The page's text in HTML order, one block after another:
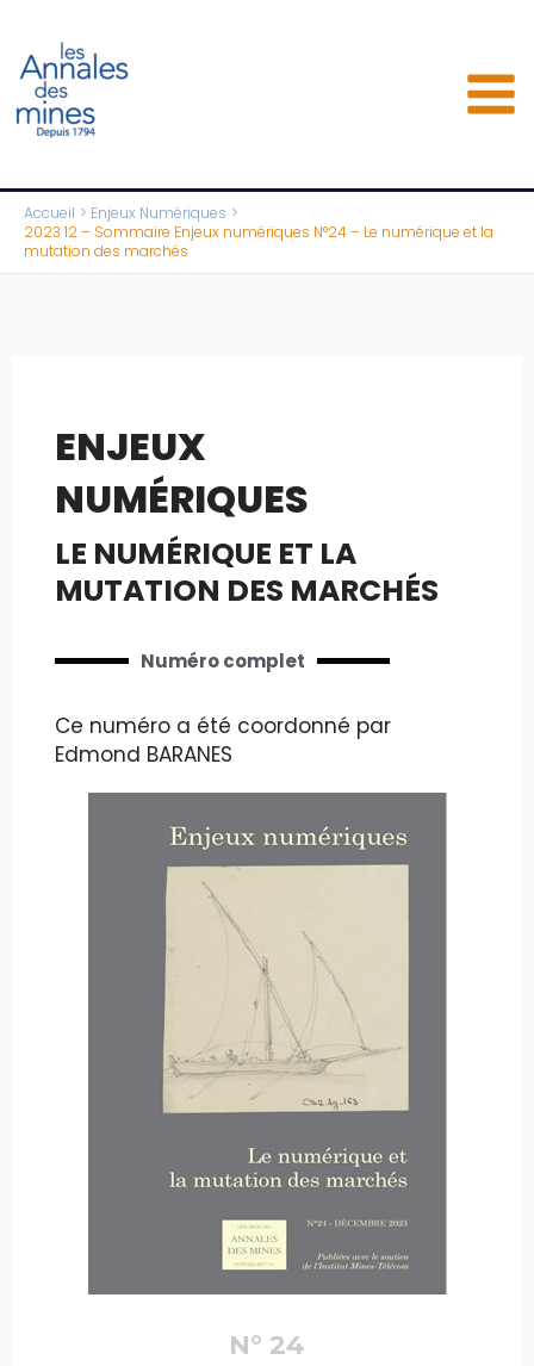
contenu
Accueil
Enjeux Numériques
2023 12 – Sommaire Enjeux numériques N°24 – Le numérique et la
mutation des marchés
ENJEUX
NUMÉRIQUES
LE NUMÉRIQUE ET LA
MUTATION DES MARCHÉS
Numéro complet
Ce numéro a été coordonné par
Edmond BARANES
N° 24